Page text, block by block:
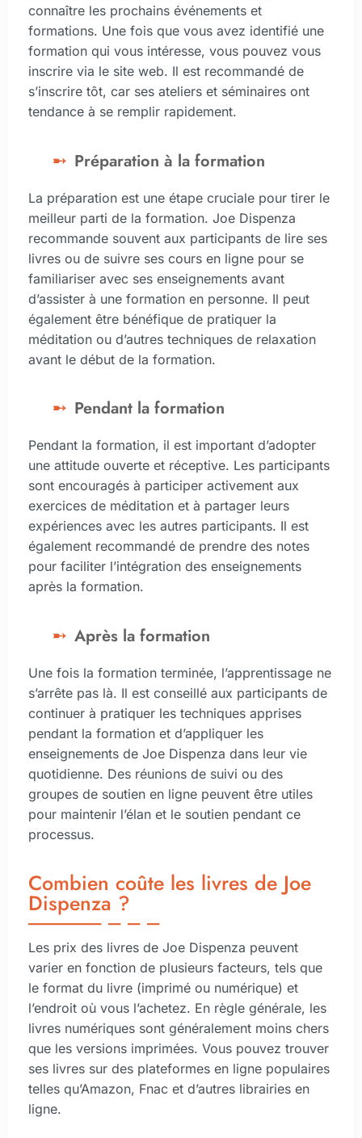
connaître les prochains événements et
formations. Une fois que vous avez identifié une
formation qui vous intéresse, vous pouvez vous
inscrire via le site web. Il est recommandé de
s’inscrire tôt, car ses ateliers et séminaires ont
tendance à se remplir rapidement.
Préparation à la formation
La préparation est une étape cruciale pour tirer le
meilleur parti de la formation. Joe Dispenza
recommande souvent aux participants de lire ses
livres ou de suivre ses cours en ligne pour se
familiariser avec ses enseignements avant
d’assister à une formation en personne. Il peut
également être bénéfique de pratiquer la
méditation ou d’autres techniques de relaxation
avant le début de la formation.
Pendant la formation
Pendant la formation, il est important d’adopter
une attitude ouverte et réceptive. Les participants
sont encouragés à participer activement aux
exercices de méditation et à partager leurs
expériences avec les autres participants. Il est
également recommandé de prendre des notes
pour faciliter l’intégration des enseignements
après la formation.
Après la formation
Une fois la formation terminée, l’apprentissage ne
s’arrête pas là. Il est conseillé aux participants de
continuer à pratiquer les techniques apprises
pendant la formation et d’appliquer les
enseignements de Joe Dispenza dans leur vie
quotidienne. Des réunions de suivi ou des
groupes de soutien en ligne peuvent être utiles
pour maintenir l’élan et le soutien pendant ce
processus.
Combien coûte les livres de Joe
Dispenza ?
Les prix des livres de Joe Dispenza peuvent
varier en fonction de plusieurs facteurs, tels que
le format du livre (imprimé ou numérique) et
l’endroit où vous l’achetez. En règle générale, les
livres numériques sont généralement moins chers
que les versions imprimées. Vous pouvez trouver
ses livres sur des plateformes en ligne populaires
telles qu’Amazon, Fnac et d’autres librairies en
ligne.